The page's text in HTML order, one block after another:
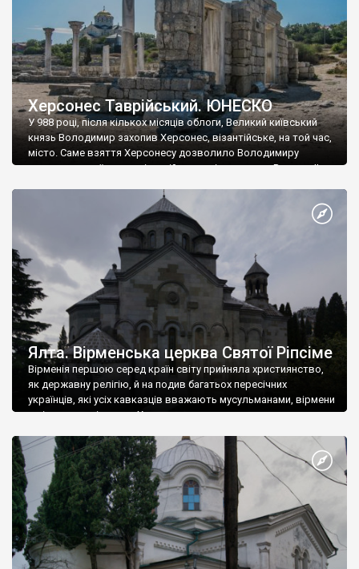
Херсонес Таврійський. ЮНЕСКО
У 988 році, після кількох місяців облоги, Великий київський
князь Володимир захопив Херсонес, візантійське, на той час,
місто. Саме взяття Херсонесу дозволило Володимиру
диктувати свої умови візантійському імператору Василю ІІ, та
Херсонесі Володимир-язичник, став Василем-християнином.
А потім було Хрещення Русі. На честь Херсонесу Таврійського
Ялта. Вірменська церква Святої Ріпсіме
Вірменія першою серед країн світу прийняла християнство,
як державну релігію, й на подив багатьох пересічних
українців, які усіх кавказців вважають мусульманами, вірмени
є відданими вірянами Христа